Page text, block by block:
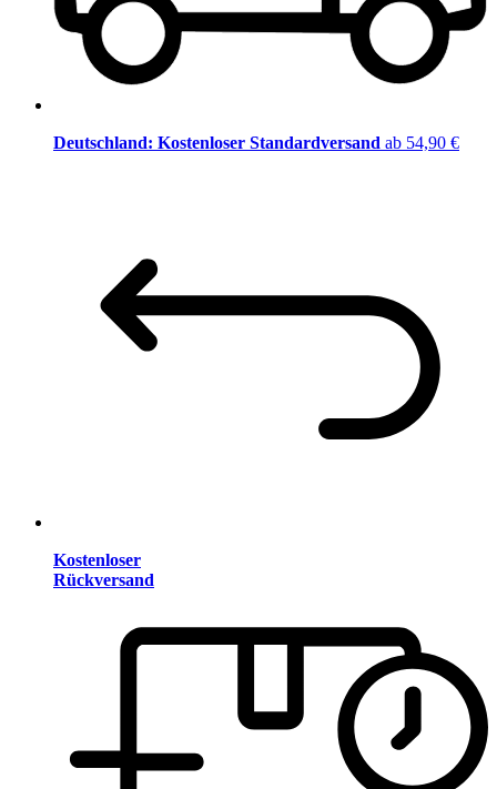
Deutschland: Kostenloser Standardversand ab 54,90 €
Kostenloser
Rückversand